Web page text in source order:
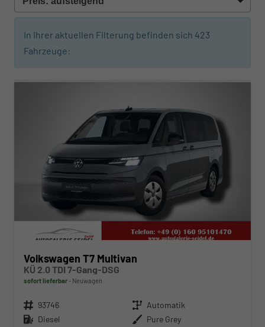
In Ihrer aktuellen Filterung befinden sich 423
Fahrzeuge:
ab 474,– € mtl.
Volkswagen T7 Multivan
KÜ 2.0 TDI 7-Gang-DSG
sofort lieferbar Neuwagen
Fahrzeugnr. 93746 Getriebe Automatik
Kraftstoff Diesel Außenfarbe Pure Grey